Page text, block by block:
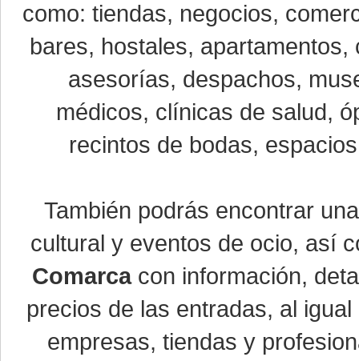
como: tiendas, negocios,
bares, hostales,
asesorías, despachos,
médicos, clínicas de salud,
recintos de bodas,
También podrás encontrar
cultural y eventos de ocio, así
Comarcacon información,
precios de las entradas, al
empresas, tiendas y